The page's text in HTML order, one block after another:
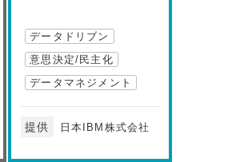
データドリブン
意思決定/民主化
データマネジメント
提供 日本IBM株式会社